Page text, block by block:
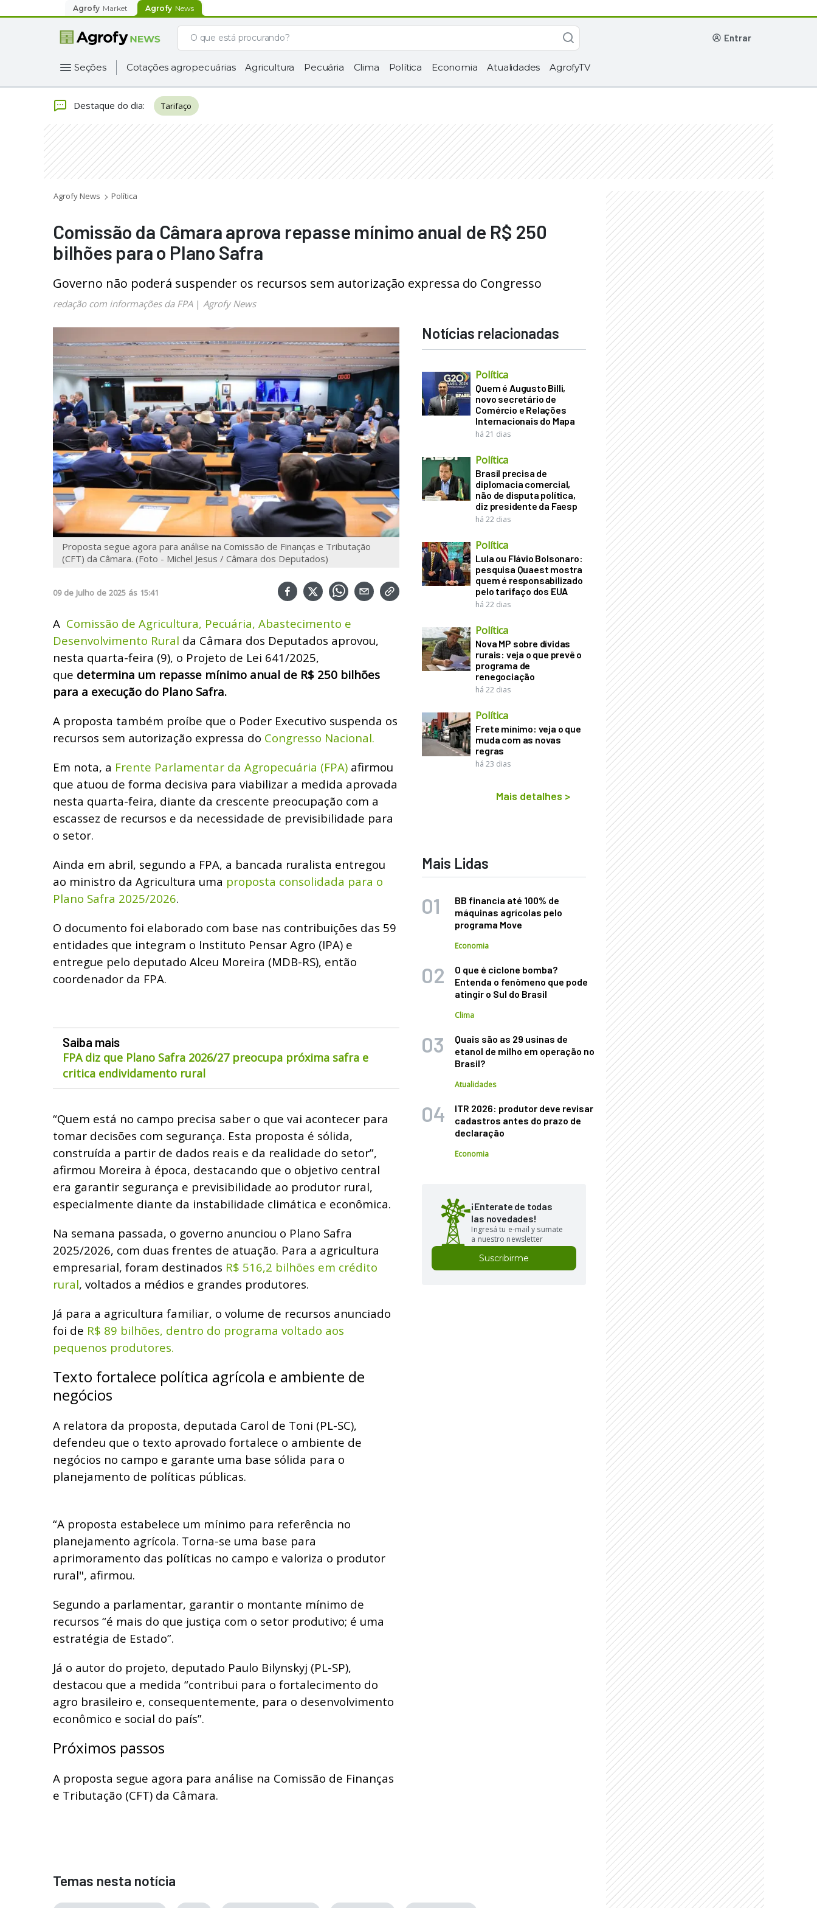
Agrofy Market Agrofy News
entrar
Seções Cotações agropecuárias Agricultura Pecuária Clima Política Economia Atualidades AgrofyTV
Destaque do dia: Tarifaço
Agrofy News Política
Comissão da Câmara aprova repasse mínimo anual de R$ 250
bilhões para o Plano Safra
Governo não poderá suspender os recursos sem autorização expressa do Congresso
redação com informações da FPA| Agrofy News
Proposta segue agora para análise na Comissão de Finanças e Tributação
(CFT) da Câmara. (Foto - Michel Jesus / Câmara dos Deputados)
09 de Julho de 2025 ás 15:41
A Comissão de Agricultura, Pecuária, Abastecimento e
Desenvolvimento Rural da Câmara dos Deputados aprovou,
nesta quarta-feira (9), o Projeto de Lei 641/2025,
que determina um repasse mínimo anual de R$ 250 bilhões
para a execução do Plano Safra.
A proposta também proíbe que o Poder Executivo suspenda os
recursos sem autorização expressa do Congresso Nacional.
Em nota, a Frente Parlamentar da Agropecuária (FPA) afirmou
que atuou de forma decisiva para viabilizar a medida aprovada
nesta quarta-feira, diante da crescente preocupação com a
escassez de recursos e da necessidade de previsibilidade para
o setor.
Ainda em abril, segundo a FPA, a bancada ruralista entregou
ao ministro da Agricultura uma proposta consolidada para o
Plano Safra 2025/2026.
O documento foi elaborado com base nas contribuições das 59
entidades que integram o Instituto Pensar Agro (IPA) e
entregue pelo deputado Alceu Moreira (MDB-RS), então
coordenador da FPA.
Saiba mais
FPA diz que Plano Safra 2026/27 preocupa próxima safra e
critica endividamento rural
“Quem está no campo precisa saber o que vai acontecer para
tomar decisões com segurança. Esta proposta é sólida,
construída a partir de dados reais e da realidade do setor”,
afirmou Moreira à época, destacando que o objetivo central
era garantir segurança e previsibilidade ao produtor rural,
especialmente diante da instabilidade climática e econômica.
Na semana passada, o governo anunciou o Plano Safra
2025/2026, com duas frentes de atuação. Para a agricultura
empresarial, foram destinados R$ 516,2 bilhões em crédito
rural, voltados a médios e grandes produtores.
Já para a agricultura familiar, o volume de recursos anunciado
foi de R$ 89 bilhões, dentro do programa voltado aos
pequenos produtores.
Texto fortalece política agrícola e ambiente de
negócios
A relatora da proposta, deputada Carol de Toni (PL-SC),
defendeu que o texto aprovado fortalece o ambiente de
negócios no campo e garante uma base sólida para o
planejamento de políticas públicas.
“A proposta estabelece um mínimo para referência no
planejamento agrícola. Torna-se uma base para
aprimoramento das políticas no campo e valoriza o produtor
rural", afirmou.
Segundo a parlamentar, garantir o montante mínimo de
recursos “é mais do que justiça com o setor produtivo; é uma
estratégia de Estado”.
Já o autor do projeto, deputado Paulo Bilynskyj (PL-SP),
destacou que a medida “contribui para o fortalecimento do
agro brasileiro e, consequentemente, para o desenvolvimento
econômico e social do país”.
Próximos passos
A proposta segue agora para análise na Comissão de Finanças
e Tributação (CFT) da Câmara.
Notícias relacionadas
Política
Quem é Augusto Billi,
novo secretário de
Comércio e Relações
Internacionais do Mapa
há 21 dias
Política
Brasil precisa de
diplomacia comercial,
não de disputa política,
diz presidente da Faesp
há 22 dias
Política
Lula ou Flávio Bolsonaro:
pesquisa Quaest mostra
quem é responsabilizado
pelo tarifaço dos EUA
há 22 dias
Política
Nova MP sobre dívidas
rurais: veja o que prevê o
programa de
renegociação
há 22 dias
Política
Frete mínimo: veja o que
muda com as novas
regras
há 23 dias
Mais detalhes >
Mais Lidas
BB financia até 100% de
máquinas agrícolas pelo
programa Move
Economia
O que é ciclone bomba?
Entenda o fenômeno que pode
atingir o Sul do Brasil
Clima
Quais são as 29 usinas de
etanol de milho em operação no
Brasil?
Atualidades
ITR 2026: produtor deve revisar
cadastros antes do prazo de
declaração
Economia
¡Enterate de todas
las novedades!
Ingresá tu e-mail y sumate
a nuestro newsletter
Suscribirme
Temas nesta notícia